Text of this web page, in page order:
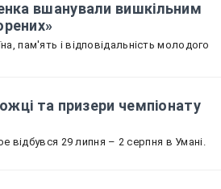
вшанували вишкільним
пам'ять і відповідальність молодого
та призери чемпіонату
відбувся 29 липня – 2 серпня в Умані.